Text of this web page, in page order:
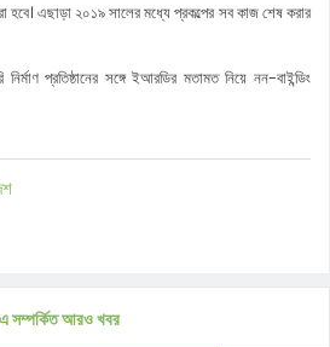
হবে। এছাড়া ২০১৯ সালের মধ্যে প্রকল্পের সব কাজ শেষ করার
প্রতিষ্ঠানের সঙ্গে ইআরডির মতামত নিয়ে নন-বাইন্ডিং
এ সম্পর্কিত আরও খবর